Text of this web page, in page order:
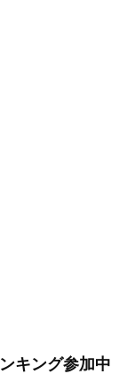
キング参加中